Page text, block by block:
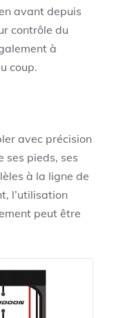
avant depuis
contrôle du
à
coup.
avec précision
ses pieds, ses
à la ligne de
l’utilisation
peut être